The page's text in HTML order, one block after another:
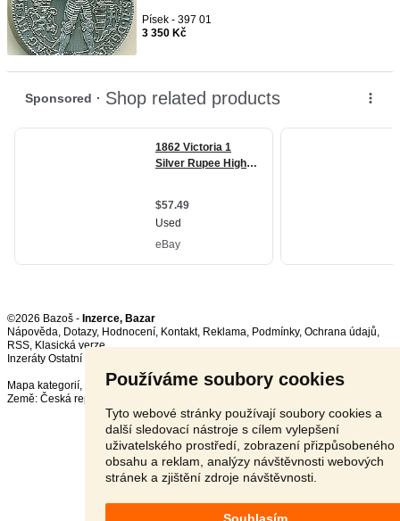
Používáme soubory cookies
Tyto webové stránky používají soubory cookies a
další sledovací nástroje s cílem vylepšení
uživatelského prostředí, zobrazení přizpůsobeného
obsahu a reklam, analýzy návštěvnosti webových
stránek a zjištění zdroje návštěvnosti.
Souhlasím
Písek - 397 01
3 350 Kč
©2026 Bazoš - Inzerce, Bazar
Nápověda, Dotazy, Hodnocení, Kontakt, Reklama, Podmínky, Ochrana údajů,
RSS,
Inzeráty Ostatní celkem:
Mapa kategorií,
Nejvyhledávanější výrazy
Země: Česká republika